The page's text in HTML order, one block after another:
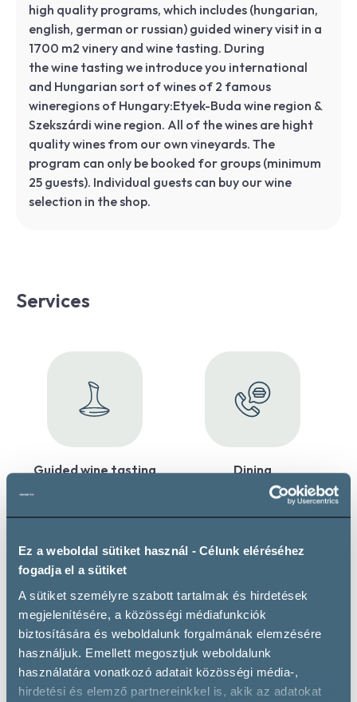
Ez a weboldal sütiket használ - Célunk eléréséhez
fogadja el a sütiket
A sütiket személyre szabott tartalmak és hirdetések
megjelenítésére, a közösségi médiafunkciók
biztosítására és weboldalunk forgalmának elemzésére
használjuk. Emellett megosztjuk weboldalunk
használatára vonatkozó adatait közösségi média-,
hirdetési és elemző partnereinkkel is, akik az adatokat
high quality programs, which includes (hungarian,
english, german or russian) guided winery visit in a
1700 m2 vinery and wine tasting. During
the wine tasting we introduce you international
and Hungarian sort of wines of 2 famous
wineregions of Hungary:Etyek-Buda wine region &
Szekszárdi wine region. All of the wines are hight
quality wines from our own vineyards. The
program can only be booked for groups (minimum
25 guests). Individual guests can buy our wine
selection in the shop.
Services
Guided wine tasting Dining
Maximum 100 guests
Wine cellar tour
Maximum 60 guests